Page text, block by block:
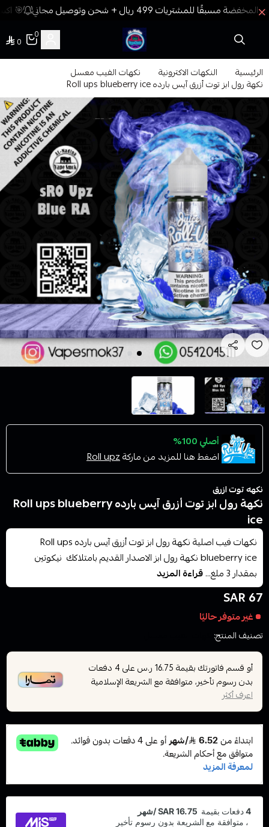
🎯
فيب المدينة
0
0
الرئيسية النكهات الاكترونية نكهات الفيب معسل
نكهة رول ابز توت أزرق آيس بارده Roll ups blueberry ice
أصلي 100%
اضغط هنا للمزيد من ماركةRoll upz
نكهه توت ازرق
نكهة رول ابز توت أزرق آيس بارده Roll ups blueberry
ice
نكهات فيب اصلية نكهة رول ابز توت أزرق آيس بارده Roll ups
blueberry ice نكهة رول ابز الاصدار القديم بامتلاكك نيكوتين
بمقدار 3 ملغ...
قراءة المزيد
67 SAR
غير متوفر حاليًا
تصنيف المنتج:
أو قسم فاتورتك بقيمة 16.75 ر.س على4 دفعات
بدون رسوم تأخير، متوافقة مع الشريعة الإسلامية
اعرف أكثر